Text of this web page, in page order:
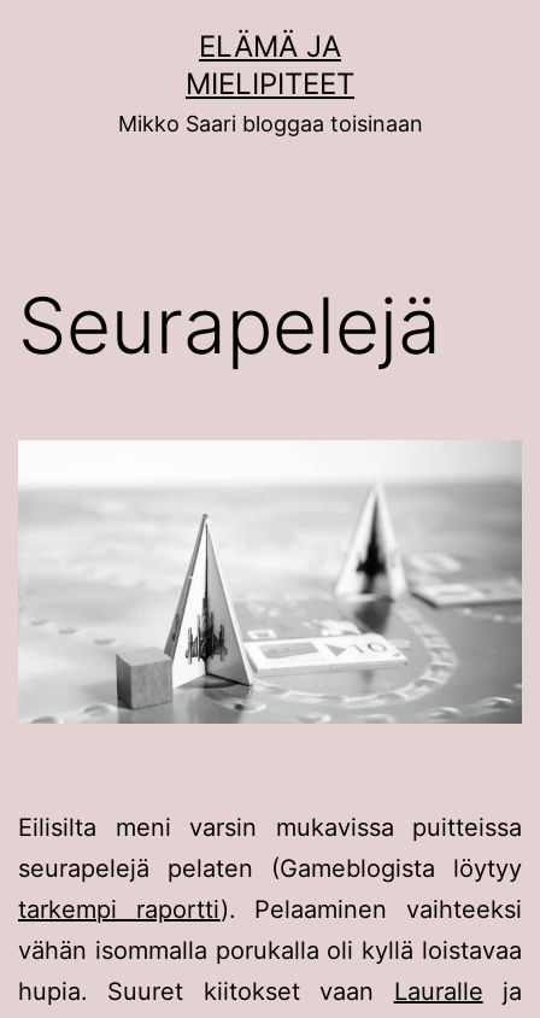
ELÄMÄ JA
MIELIPITEET
Mikko Saari bloggaa toisinaan
Seurapelejä
Eilisilta meni varsin mukavissa puitteissa
seurapelejä pelaten (Gameblogista löytyy
tarkempi raportti). Pelaaminen vaihteeksi
vähän isommalla porukalla oli kyllä loistavaa
hupia. Suuret kiitokset vaan Lauralle ja